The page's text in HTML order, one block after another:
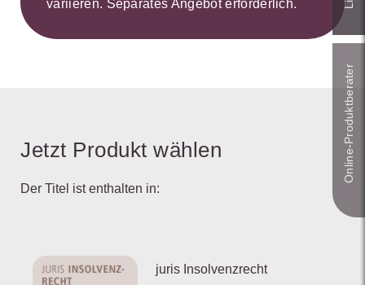
variieren. Separates Angebot erforderlich.
Jetzt Produkt wählen
Der Titel ist enthalten in:
juris Insolvenzrecht
Online-Produkt­berater